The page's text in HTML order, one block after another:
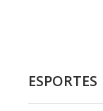
ESPORTES